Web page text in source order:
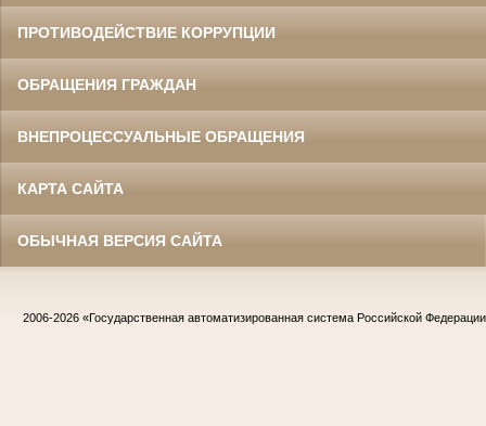
ПРОТИВОДЕЙСТВИЕ КОРРУПЦИИ
ОБРАЩЕНИЯ ГРАЖДАН
ВНЕПРОЦЕССУАЛЬНЫЕ ОБРАЩЕНИЯ
КАРТА САЙТА
ОБЫЧНАЯ ВЕРСИЯ САЙТА
2006-2026 «Государственная автоматизированная система Российской